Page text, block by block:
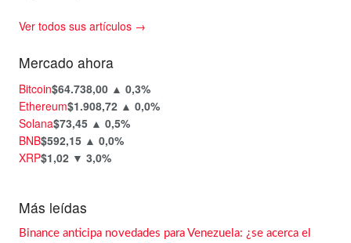
Ver todos sus artículos →
Mercado ahora
Bitcoin$64.738,00 ▲ 0,3%
Ethereum$1.908,72 ▲ 0,0%
Solana$73,45 ▲ 0,5%
BNB$592,15 ▲ 0,0%
XRP$1,02 ▼ 3,0%
Más leídas
Binance anticipa novedades para Venezuela: ¿se acerca el